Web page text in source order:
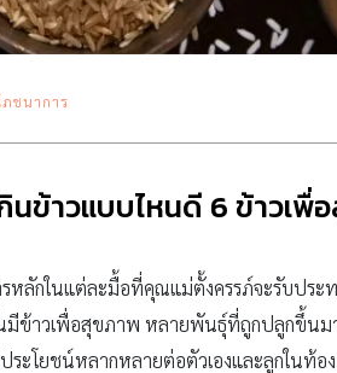
ชนาการ
ข้าวแบบไหนดี 6 ข้าวเ
หลักในแต่ละมื้อที่คุณแม่ตั้งครรภ์จะรับประ
มีข้าวเพื่อสุขภาพ หลายพันธุ์ที่ถูกปลูกขึ้น
ะโยชน์หลากหลายต่อตัวเองและลูกในท้อ